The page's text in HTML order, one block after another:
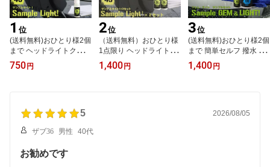
1 位
(送料無料)おひとり様2個
まで ヘッドライトクリー
ナー ヘッドライトが蘇る
と車が綺麗に見える サン
ルフ洗車 手洗い ワック
すみ 除去 タオル 車検 業
750 円
2位
（送料無料）おひとり様
1点限り ヘッドライトク
リーナー 2本セット 撥水
カーコーティング ヘッド
1,400 円
3位
(送料無料)おひとり様2個
まで 簡単セルフ 撥水 カ
ーコーティング 洗車 コ
ーティング コーティング
イトセット 普通車約1台
1,400 円
5 2026/08/05
ザブ36 男性 40代
お勧めです